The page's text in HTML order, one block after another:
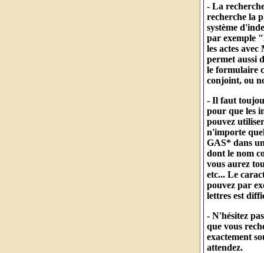
- La
recherche la
système
par exemple
les actes
permet aussi
le formulaire
conjoint, ou
- Il faut
pour que les
pouvez
n'importe
GAS* dans
dont le nom
vous aurez
etc... Le
pouvez par
lettres est
- N'hésitez
que vous
exactement
attendez.